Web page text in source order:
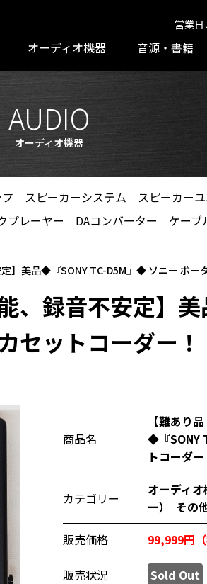
オーディオ機器 音源・書籍
営業
AUDIO
オーディオ機器
スピーカーシステム スピーカー
プレーヤー DAコンバーター ケーブ
定】美品◆『SONY TC-D5M』◆ ソニー ポー
、録音不安定】
セットコーダー！
商品名
【難あり
◆『SONY
トコーダ
カテゴリー
オーディ
ー）
その
販売価格
99,999円
販売状況 Sold Out